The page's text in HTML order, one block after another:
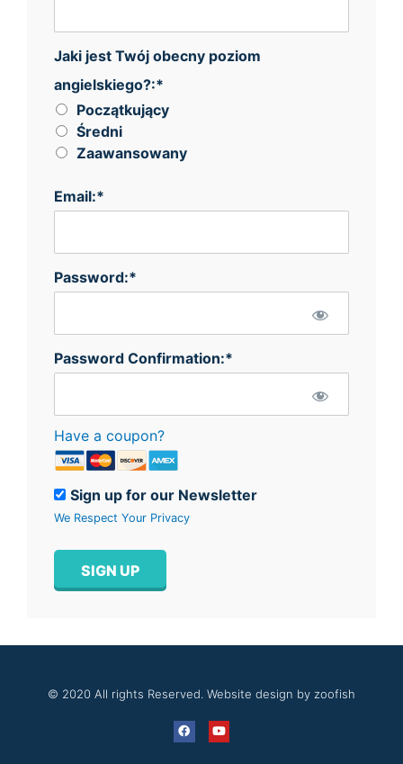
Jaki jest Twój obecny poziom angielskiego?
Jaki jest Twój obecny poziom
angielskiego?:*
Początkujący
Średni
Zaawansowany
Email:*
Password:*
Password Confirmation:*
Have a coupon?
Sign up for our Newsletter
We Respect Your Privacy
No val
© 2020 All rights Reserved. Website design by zoofish
F
a
Y
o